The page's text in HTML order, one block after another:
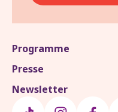
Programme
Presse
Newsletter